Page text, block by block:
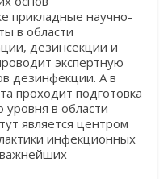
прикладные научно-
в области
дезинсекции и
экспертную
дезинфекции. А в
проходит подготовка
уровня в области
является центром
инфекционных